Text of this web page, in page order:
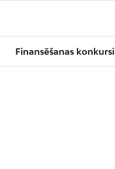
Finansēšanas konkursi